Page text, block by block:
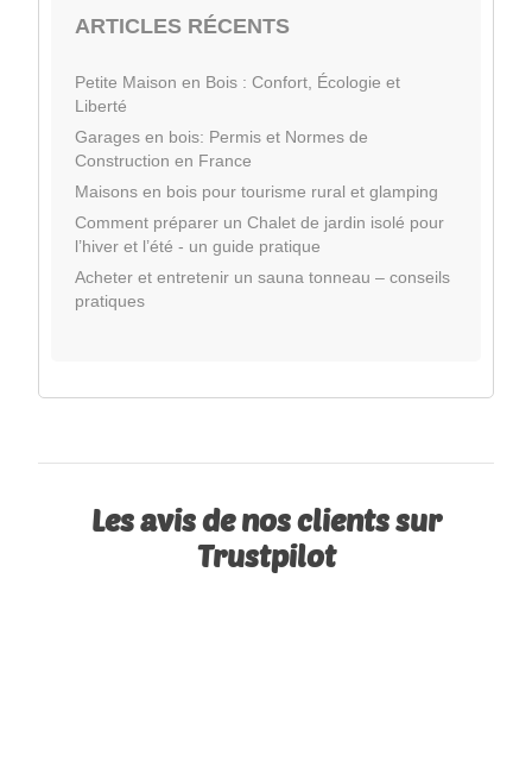
ARTICLES RÉCENTS
Petite Maison en Bois : Confort, Écologie et
Liberté
Garages en bois: Permis et Normes de
Construction en France
Maisons en bois pour tourisme rural et glamping
Comment préparer un Chalet de jardin isolé pour
l’hiver et l’été - un guide pratique
Acheter et entretenir un sauna tonneau – conseils
pratiques
Les avis de nos clients sur
Trustpilot